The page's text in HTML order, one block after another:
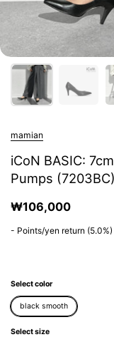
mamian
iCoN BASIC:
Pumps (7203BC)
₩106,000
- Points/yen return (5.0%)
Select color
black smooth
Select size